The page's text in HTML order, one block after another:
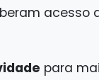
acesso
para